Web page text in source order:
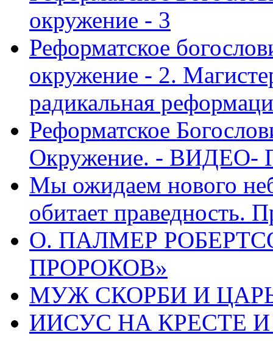
окружение - 3
Реформатское
окружение - 2.
радикальная
Реформатское
Окружение. - ВИДЕО-
Мы ожидаем нового
обитает праведность.
О. ПАЛМЕР
ПРОРОКОВ»
МУЖ СКОРБИ И ЦАРЬ
ИИСУС НА КРЕСТЕ